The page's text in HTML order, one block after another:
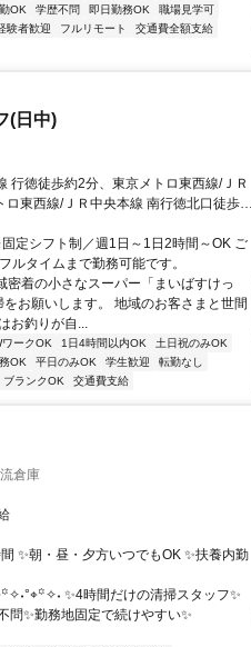
OK 学歴不問 即日勤務OK
職場見学可
験者歓迎 フルリモート
交通費全額支給
(日中)
行徳徒歩約2分、東京メトロ東西線/ＪＲ
東西線/ＪＲ中央本線 南行徳北口徒歩約
定シフト制／週1日～1日2時間～OK ご
ルタイムまで勤務可能です。
着の小さなスーパー「まいばすけっ
お願いします。 地域のお客さまと世間
お釣りが自...
ークOK 1日4時間以内OK
土日祝のみOK
OK 平日のみOK 学生歓迎
転勤なし
ブランクOK 交通費支給
倉庫
✨朝・昼・夕方いつでもOK ✨扶養内勤
✨4時間だけの清掃スタッフ✨
問✨勤務地固定で続けやすい✨